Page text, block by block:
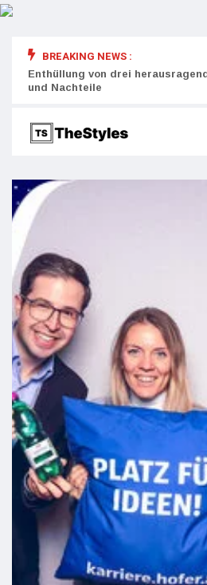
BREAKING NEWS :
Enthüllung von drei
und Nachteile